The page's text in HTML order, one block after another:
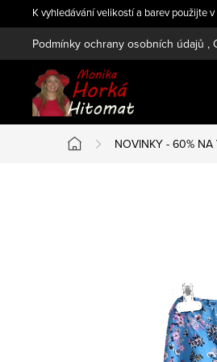
na
K vyhledávání velikostí a barev použijte
Podmínky ochrany osobních údajů ,
Domů
NOVINKY - 60%